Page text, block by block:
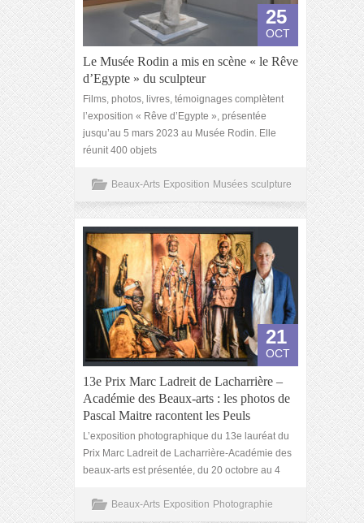
25
OCT
Le Musée Rodin a mis en scène « le Rêve
d’Egypte » du sculpteur
Films, photos, livres, témoignages complètent
l’exposition « Rêve d’Egypte », présentée
jusqu’au 5 mars 2023 au Musée Rodin. Elle
réunit 400 objets
Beaux-Arts Exposition Musées sculpture
21
OCT
13e Prix Marc Ladreit de Lacharrière –
Académie des Beaux-arts : les photos de
Pascal Maitre racontent les Peuls
L’exposition photographique du 13e lauréat du
Prix Marc Ladreit de Lacharrière-Académie des
beaux-arts est présentée, du 20 octobre au 4
Beaux-Arts Exposition Photographie